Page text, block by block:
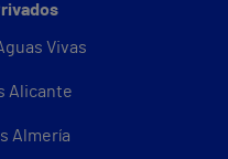
Vivas
Alicante
Almería